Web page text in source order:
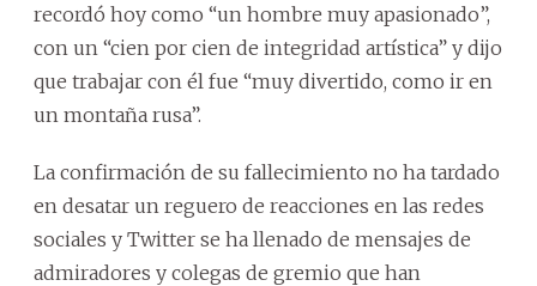
recordó hoy como “un hombre muy apasionado”,
con un “cien por cien de integridad artística” y dijo
que trabajar con él fue “muy divertido, como ir en
un montaña rusa”.
La confirmación de su fallecimiento no ha tardado
en desatar un reguero de reacciones en las redes
sociales y Twitter se ha llenado de mensajes de
admiradores y colegas de gremio que han